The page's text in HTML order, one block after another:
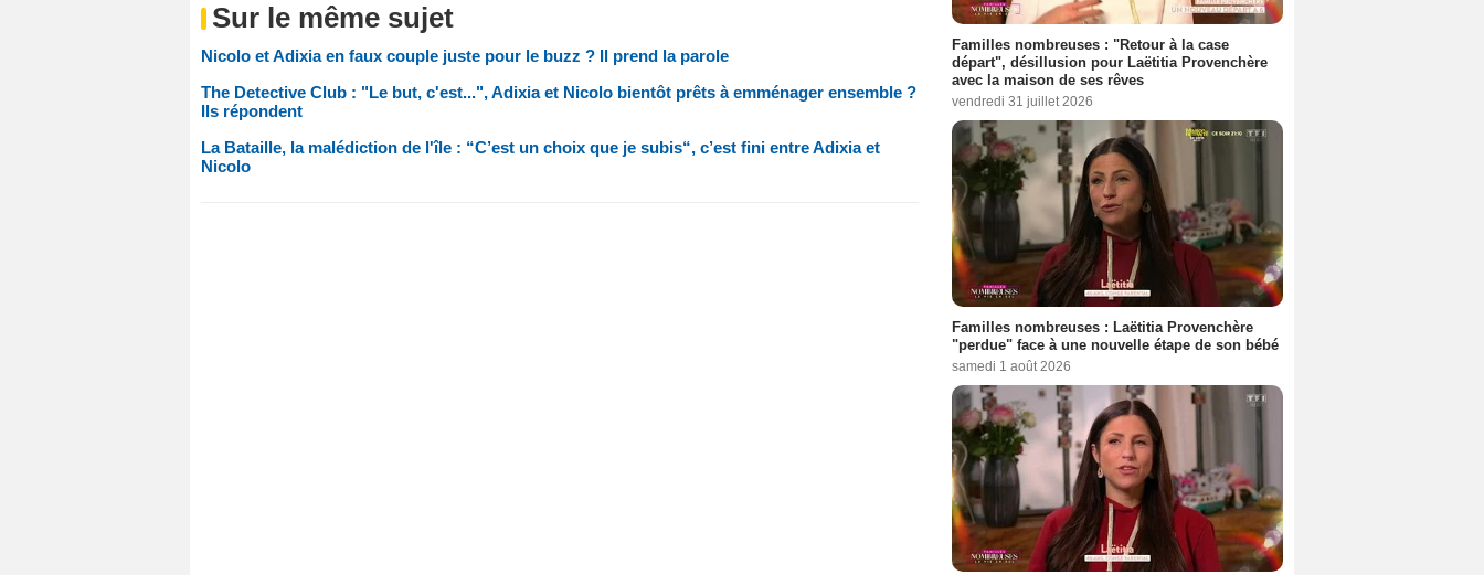
Sur le même sujet
Nicolo et Adixia en faux couple juste pour le buzz ? Il prend la parole
The Detective Club : "Le but, c'est...", Adixia et Nicolo bientôt prêts à emménager ensemble ?
Ils répondent
La Bataille, la malédiction de l'île : “C’est un choix que je subis“, c’est fini entre Adixia et
Nicolo
Familles nombreuses : "Retour à la case
départ", désillusion pour Laëtitia Provenchère
avec la maison de ses rêves
vendredi 31 juillet 2026
Familles nombreuses : Laëtitia Provenchère
"perdue" face à une nouvelle étape de son bébé
samedi 1 août 2026